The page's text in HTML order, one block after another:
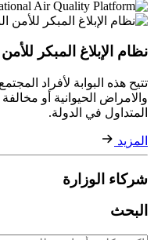
نظام الإبلاغ المبكر
​تتيح هذه البوابة لأفراد
والامراض الحيوانية أو
المتداول في الدولة.
المزيد
شركاء الوزارة
البحث